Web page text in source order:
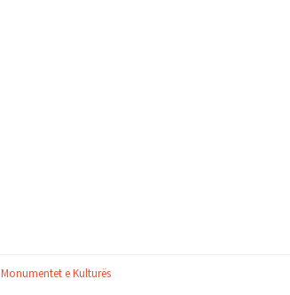
Monumentet e Kulturës